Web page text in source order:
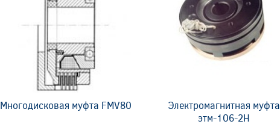
Многодисковая муфта FMV80
Электромагнитная муфта
этм-106-2Н